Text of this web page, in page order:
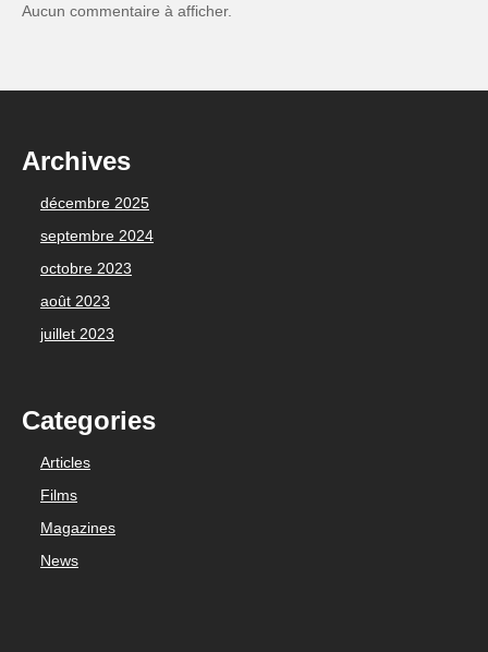
Aucun commentaire à afficher.
Archives
décembre 2025
septembre 2024
octobre 2023
août 2023
juillet 2023
Categories
Articles
Films
Magazines
News